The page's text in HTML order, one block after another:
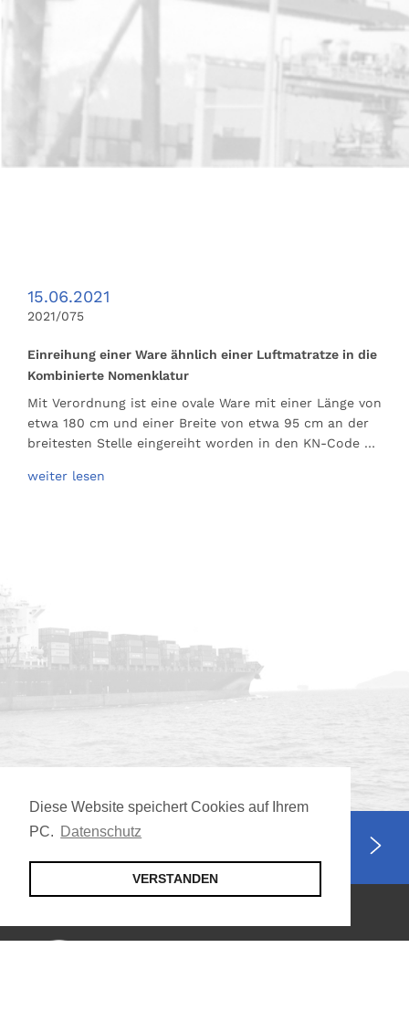
Diese Website speichert Cookies auf Ihrem
PC. Datenschutz
VERSTANDEN
15.06.2021
2021/075
Einreihung einer Ware ähnlich einer Luftmatratze in die
Kombinierte Nomenklatur
Mit Verordnung ist eine ovale Ware mit einer Länge von
etwa 180 cm und einer Breite von etwa 95 cm an der
breitesten Stelle eingereiht worden in den KN-Code …
weiter lesen